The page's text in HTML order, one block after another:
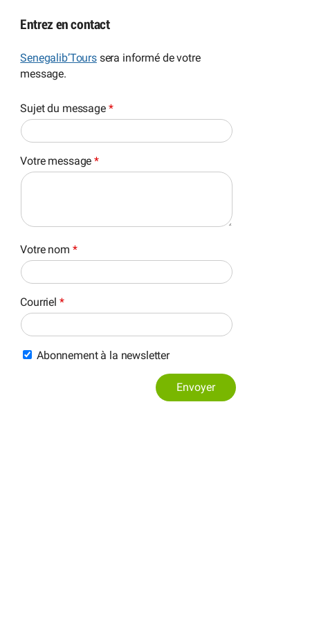
Entrez en contact
Senegalib’Tourssera informé de votre
message.
Sujet du message *
Votre message*
Votre nom *
Courriel *
Abonnement à la newsletter
Envoyer